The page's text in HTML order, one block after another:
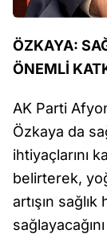
ÖZKAYA:
ÖNEMLİ
AK Parti
Özkaya da
ihtiyaçlarını
belirterek,
artışın